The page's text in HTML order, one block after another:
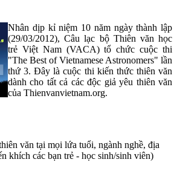
Nhân dịp kỉ niệm 10 năm ngày thành lập
(29/03/2012), Câu lạc bộ Thiên văn học
trẻ Việt Nam (VACA) tổ chức cuộc thi
"The Best of Vietnamese Astronomers" lần
thứ 3. Đây là cuộc thi kiến thức thiên văn
dành cho tất cả các độc giả yêu thiên văn
của Thienvanvietnam.org.
văn tại mọi lứa tuổi, ngành nghề, địa
khích các bạn trẻ - học sinh/sinh viên)